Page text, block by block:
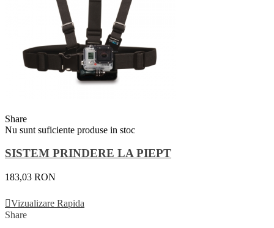
Share
Nu sunt suficiente produse in stoc
SISTEM PRINDERE LA PIEPT
183,03 RON
Vizualizare Rapida
Share